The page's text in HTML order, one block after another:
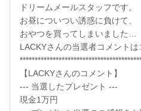
ドリームメールスタッフです。
お昼についつい誘惑に負けて、
おやつを買ってしまいました…
LACKYさんの当選者コメントは
【LACKYさんのコメント】
--- 当選したプレゼント ---
現金1万円